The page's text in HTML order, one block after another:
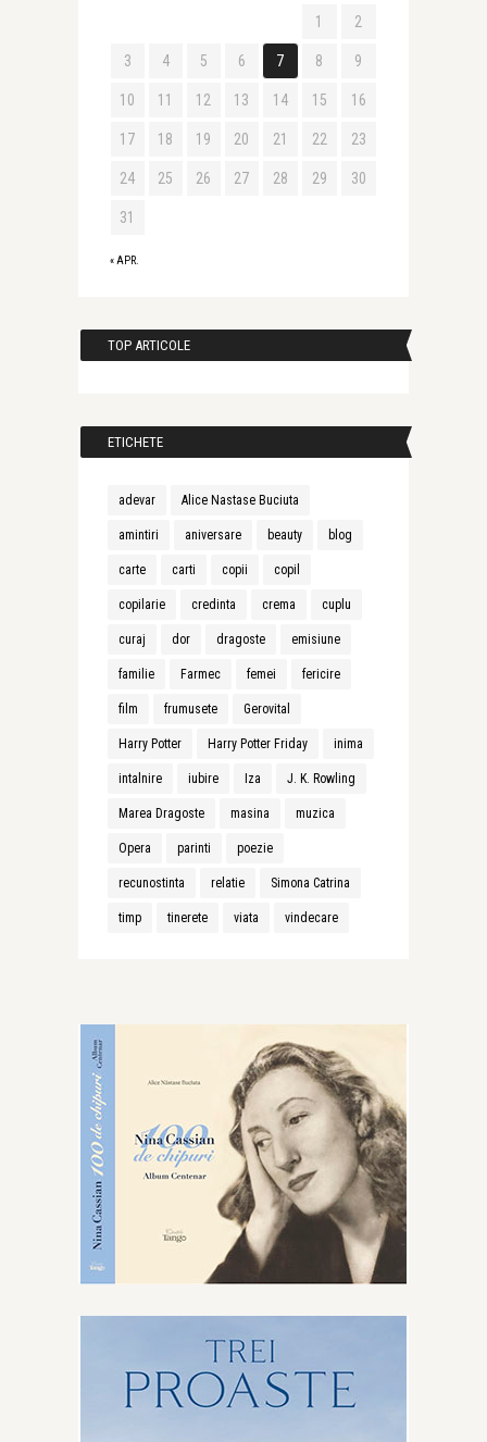
« APR.
1 2
3 4 5 6 7 8 9
10 11 12 13 14 15 16
17 18 19 20 21 22 23
24 25 26 27 28 29 30
31
TOP ARTICOLE
ETICHETE
adevar Alice Nastase Buciuta
amintiri aniversare beauty blog
carte carti copii copil
copilarie credinta crema cuplu
curaj dor dragoste emisiune
familie Farmec femei fericire
film frumusete Gerovital
Harry Potter Harry Potter Friday inima
intalnire iubire Iza J. K. Rowling
Marea Dragoste masina muzica
Opera parinti poezie
recunostinta relatie Simona Catrina
timp tinerete viata vindecare